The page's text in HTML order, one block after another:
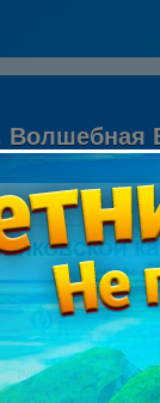
Волшебная